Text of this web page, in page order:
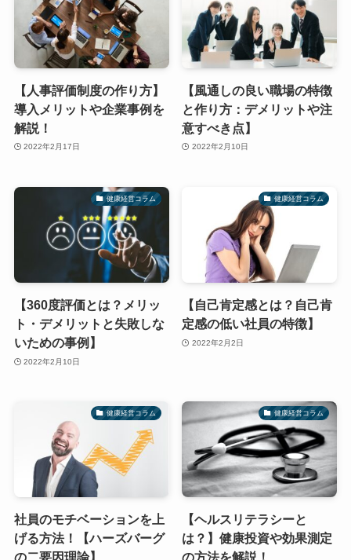
【人事評価制度の作り方】
導入メリットや企業事例を
解説！
2022年2月17日
【風通しの良い職場の特徴
と作り方：デメリットや注
意すべき点】
2022年2月10日
健康経営コラム
【360度評価とは？メリッ
ト・デメリットと失敗しな
いための事例】
2022年2月10日
健康経営コラム
【自己肯定感とは？自己肯
定感の低い社員の特徴】
2022年2月2日
健康経営コラム
社員のモチベーションを上
げる方法！【ハーズバーグ
の二要因理論】
健康経営コラム
【ヘルスリテラシーと
は？】健康投資や効果測定
の方法を解説！